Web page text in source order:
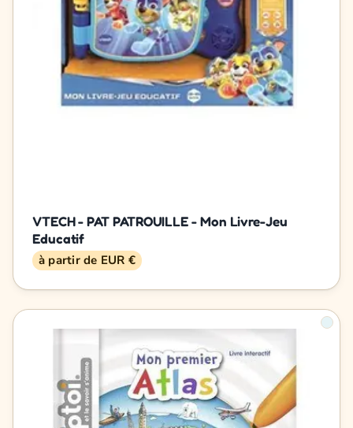
VTECH - PAT PATROUILLE - Mon Livre-Jeu
Educatif
à partir de EUR €